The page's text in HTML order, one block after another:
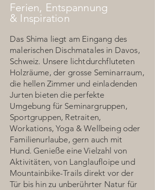
Ferien, Entspannung
& Inspiration
Das Shima liegt am Eingang des
malerischen Dischmatales in Davos,
Schweiz. Unsere lichtdurchfluteten
Holzräume, der grosse Seminarraum,
die hellen Zimmer und einladenden
Jurten bieten die perfekte
Umgebung für Seminargruppen,
Sportgruppen, Retraiten,
Workations, Yoga & Wellbeing oder
Familienurlaube, gern auch mit
Hund. Genieße eine Vielzahl von
Aktivitäten, von Langlaufloipe und
Mountainbike-Trails direkt vor der
Tür bis hin zu unberührter Natur für